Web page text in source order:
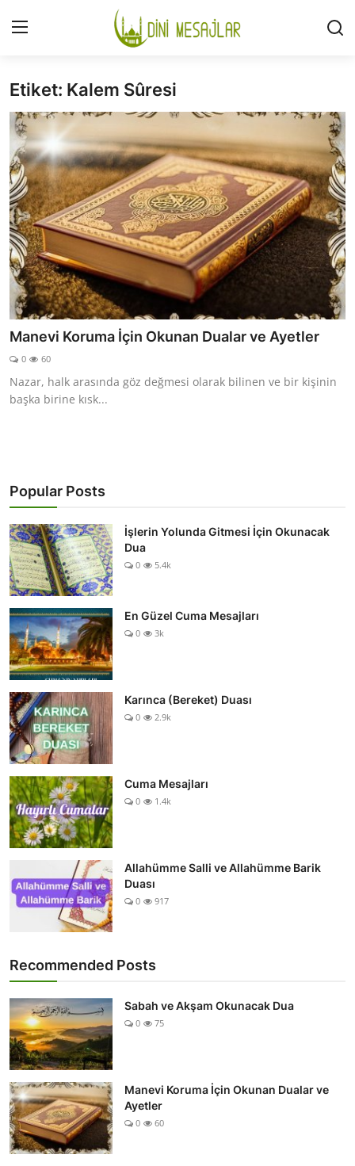
Giriş Kayıt Ol
İLETİŞİM
GÜNDEM
HAKKIMIZDA
DESTEKLİYORUM
SURELER
NAMAZ
DUALAR
KİMDİR?
KISSADAN HİSSE
DİNİ BİLGİLER
Etiket: Kalem Sûresi
Manevi Koruma İçin Okunan Dualar ve Ayetler
0 60
Nazar, halk arasında göz değmesi olarak bilinen ve bir kişinin
başka birine kısk...
Popular Posts
İşlerin Yolunda Gitmesi İçin Okunacak
Dua
0 5.4k
En Güzel Cuma Mesajları
0 3k
Karınca (Bereket) Duası
0 2.9k
Cuma Mesajları
0 1.4k
Allahümme Salli ve Allahümme Barik
Duası
0 917
Recommended Posts
Sabah ve Akşam Okunacak Dua
0 75
Manevi Koruma İçin Okunan Dualar ve
Ayetler
0 60